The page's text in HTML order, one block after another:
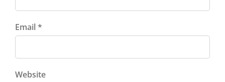
Email *
Website